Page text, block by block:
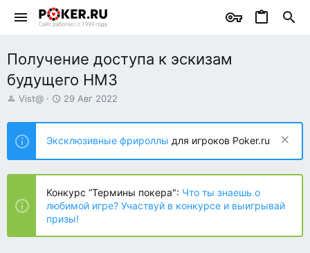
Получение доступа к эскизам
будущего HM3
А
т
о
р
т
е
ы
Vist@
Д
т
н
а
ч
л
а
29 Авг 2022
Эксклюзивные фрироллы для игроков Poker.ru
Конкурс “Термины покера": Что ты знаешь о
любимой игре? Участвуй в конкурсе и выигрывай
призы!